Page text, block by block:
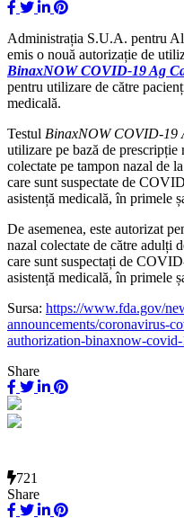
Administrația S.U.A. pentru
emis o nouă autorizație de
BinaxNOW COVID-19 Ag
pentru utilizare de către
medicală.
Testul BinaxNOW COVID-19
utilizare pe bază de
colectate pe tampon nazal de
care sunt suspectate de
asistență medicală, în primele
De asemenea, este autorizat
nazal colectate de către adulți
care sunt suspectați de
asistență medicală, în primele
Sursa: https://www.fda.gov/
announcements/coronavirus-
authorization-binaxnow-covid-
Share
721
Share